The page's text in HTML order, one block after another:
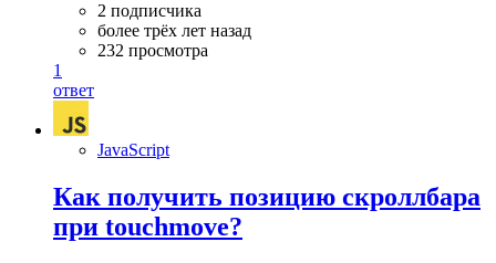
2 подписчика
более трёх лет назад
232 просмотра
1
ответ
JavaScript
Как получить позицию скроллбара
при touchmove?